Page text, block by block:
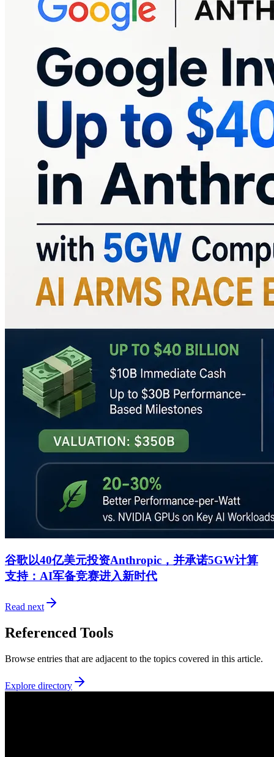
谷歌以40亿美元投资Anthropic，并承诺5GW计算
支持：AI军备竞赛进入新时代
Read next
Referenced Tools
Browse entries that are adjacent to the topics covered in this article.
Explore directory